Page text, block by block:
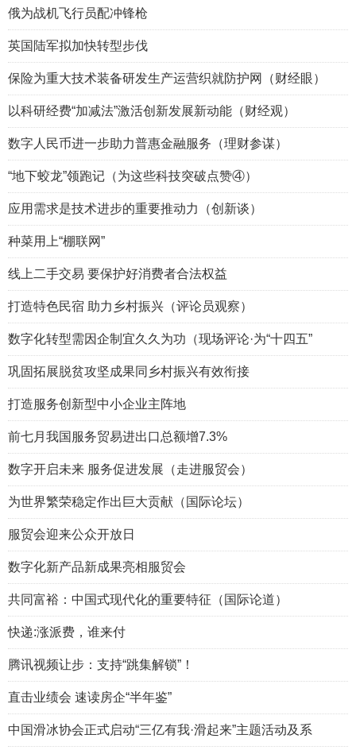
俄为战机飞行员配冲锋枪
英国陆军拟加快转型步伐
保险为重大技术装备研发生产运营织就防护网（财经眼）
以科研经费“加减法”激活创新发展新动能（财经观）
数字人民币进一步助力普惠金融服务（理财参谋）
“地下蛟龙”领跑记（为这些科技突破点赞④）
应用需求是技术进步的重要推动力（创新谈）
种菜用上“棚联网”
线上二手交易 要保护好消费者合法权益
打造特色民宿 助力乡村振兴（评论员观察）
数字化转型需因企制宜久久为功（现场评论·为“十四五”
巩固拓展脱贫攻坚成果同乡村振兴有效衔接
打造服务创新型中小企业主阵地
前七月我国服务贸易进出口总额增7.3%
数字开启未来 服务促进发展（走进服贸会）
为世界繁荣稳定作出巨大贡献（国际论坛）
服贸会迎来公众开放日
数字化新产品新成果亮相服贸会
共同富裕：中国式现代化的重要特征（国际论道）
快递:涨派费，谁来付
腾讯视频让步：支持“跳集解锁”！
直击业绩会 速读房企“半年鉴”
中国滑冰协会正式启动“三亿有我·滑起来”主题活动及系